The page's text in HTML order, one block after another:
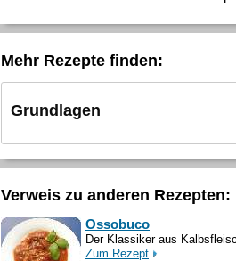
Mehr Rezepte finden:
Grundlagen
Verweis zu anderen Rezepten:
Ossobuco
Der Klassiker aus
Zum Rezept